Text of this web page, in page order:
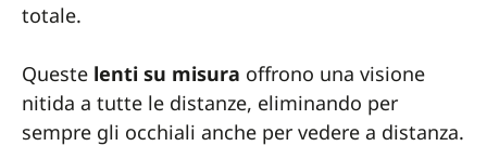
totale.
Queste lenti su misura offrono una visione
nitida a tutte le distanze, eliminando per
sempre gli occhiali anche per vedere a distanza.